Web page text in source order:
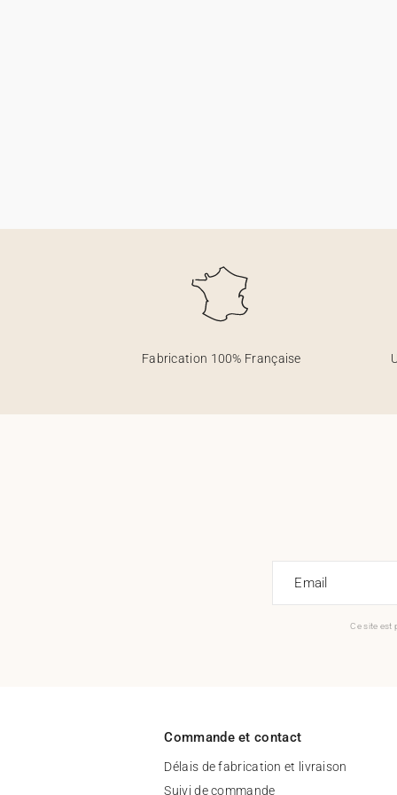
Fabrication 100% Française
Email
Ce site est
Commande et contact
Délais de fabrication et livraison
Suivi de commande